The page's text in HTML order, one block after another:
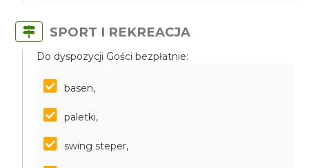
SPORT I REKREACJA
Do dyspozycji Gości bezpłatnie:
basen,
paletki,
swing steper,